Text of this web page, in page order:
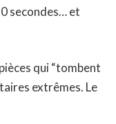
secondes… et
qui “tombent
extrêmes. Le